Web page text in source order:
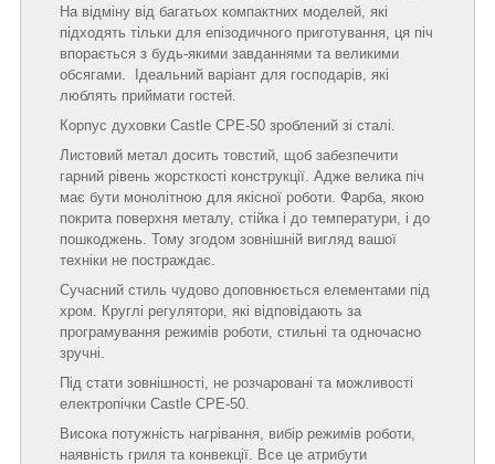
На відміну від багатьох компактних моделей, які
підходять тільки для епізодичного приготування, ця піч
впорається з будь-якими завданнями та великими
обсягами. Ідеальний варіант для господарів, які
люблять приймати гостей.
Корпус духовки Castle CPE-50 зроблений зі сталі.
Листовий метал досить товстий, щоб забезпечити
гарний рівень жорсткості конструкції. Адже велика піч
має бути монолітною для якісної роботи. Фарба, якою
покрита поверхня металу, стійка і до температури, і до
пошкоджень. Тому згодом зовнішній вигляд вашої
техніки не постраждає.
Сучасний стиль чудово доповнюється елементами під
хром. Круглі регулятори, які відповідають за
програмування режимів роботи, стильні та одночасно
зручні.
Під стати зовнішності, не розчаровані та можливості
електропічки Castle CPE-50.
Висока потужність нагрівання, вибір режимів роботи,
наявність гриля та конвекції. Все це атрибути